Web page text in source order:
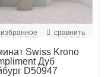
избранное сравнить
Swiss Krono
Дуб
D50947